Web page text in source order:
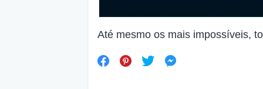
Até mesmo os mais impossíveis,